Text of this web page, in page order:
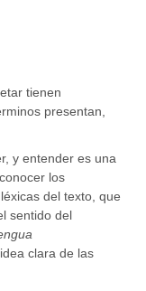
tienen
presentan,
y entender es una
los
del texto, que
sentido del
clara de las